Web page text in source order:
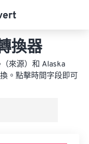
換器
來源）和 Alaska
。點擊時間字段即可